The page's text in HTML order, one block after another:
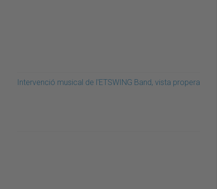
Intervenció musical de l'ETSWING Band, vista propera